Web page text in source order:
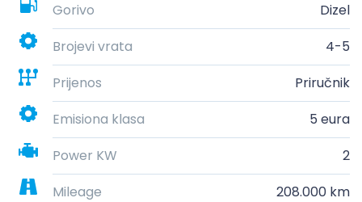
Gorivo
Dizel
Brojevi vrata
4-5
Prijenos
Priručnik
Emisiona klasa
5 eura
Power KW
2
Mileage
208.000 km